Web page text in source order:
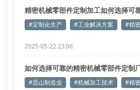
精密机械零部件定制加工如何选择可
#定制化生产 #工业解决方案 #精
2025-05-22 23:06
如何选择可靠的精密机械零部件定制
#昆山制造业 #机械加工技术 #精